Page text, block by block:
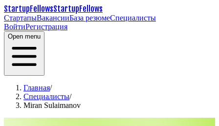
StartupFellowsStartupFellows
СтартапыВакансииБаза резюмеСпециалисты
ВойтиРегистрация
Open menu
Главная/
Специалисты/
Miran Sulaimanov